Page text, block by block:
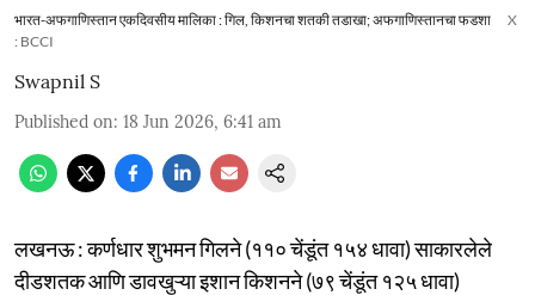
भारत-अफगाणिस्तान एकदिवसीय मालिका : गिल, किशनचा शतकी तडाखा; अफगाणिस्तानचा फडशा
X
: BCCI
Swapnil S
Published on: 18 Jun 2026, 6:41 am
लखनऊ : कर्णधार शुभमन गिलने (११० चेंडूंत १५४ धावा) साकारलेले
दीडशतक आणि डावखुऱ्या इशान किशनने (७९ चेंडूंत १२५ धावा)